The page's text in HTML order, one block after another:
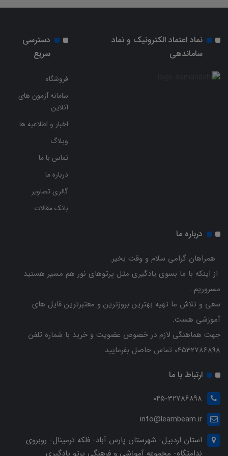
نماد اعتماد الکترونیک و نماد
ساماندهی
دسترسی
سریع
فروشگاه
سامانه آزمون های
آنلاین
اخبار و اطلاعیه ها
وبلاگ
تماس با ما
درباره ما
گالری تصاویر
بانک مقالات
درباره ما
همراهان گرامی سلام و وقت بخیر.
از اینکه با ما بسوی یادگیری مثل پرتوهای نور هم مسیر هستید
مسروریم .
سعی و تلاش ما تهیه بهترین بروزترین و معتبرترین فایل های
آموزشی هست.
جهت هماهنگی لازم در خصوص عضویت و خرید با شماره تلفن
04532786898 تماس حاصل بفرمایید.
ارتباط با ما
045-32786898
info@learnbeam.ir
استان اردبیل- شهرستان پارس آباد- فلکه ترمینال- روبروی